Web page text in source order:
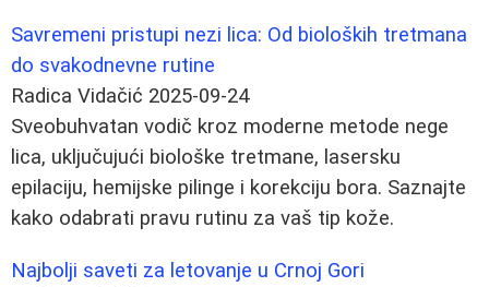
Savremeni pristupi nezi lica: Od bioloških tretmana
do svakodnevne rutine
Radica Vidačić 2025-09-24
Sveobuhvatan vodič kroz moderne metode nege
lica, uključujući biološke tretmane, lasersku
epilaciju, hemijske pilinge i korekciju bora. Saznajte
kako odabrati pravu rutinu za vaš tip kože.
Najbolji saveti za letovanje u Crnoj Gori